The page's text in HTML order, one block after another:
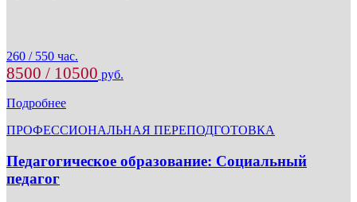
260 / 550 час.
8500 / 10500 руб.
Подробнее
ПРОФЕССИОНАЛЬНАЯ ПЕРЕПОДГОТОВКА
Педагогическое образование: Социальный
педагог